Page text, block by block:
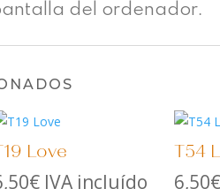
del ordenador.
Love
€ IVA incluído
T54
6,50€